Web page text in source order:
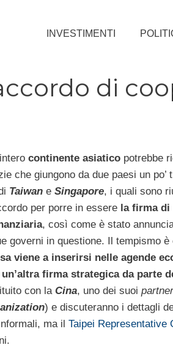
INVESTIMENTI
di
continente asiaticopotrebbe
che giungono da due paesi un
Taiwan eSingapore, i quali sono
per porre in essere la firma di
, così come è stato
governi in questione. Il tempismo
viene a inserirsi nelle agende
firma strategica da parte
con la Cina, uno dei suoi partner
) e discuteranno i dettagli
ma il Taipei Representative